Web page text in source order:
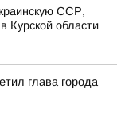
ССР,
Курской области
глава города